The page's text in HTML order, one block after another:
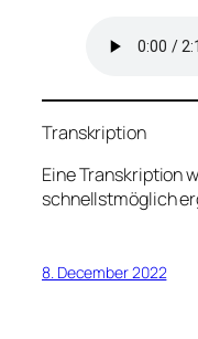
Transkription
Eine Transkription
schnellstmöglich
8. December 2022